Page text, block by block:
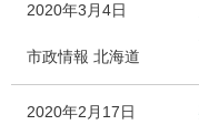
2020年3月4日
市政情報 北海道
2020年2月17日